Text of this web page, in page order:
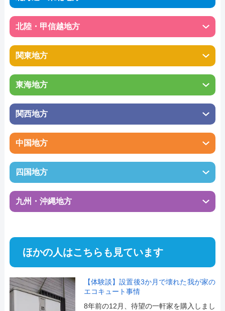
北陸・甲信越地方
関東地方
東海地方
関西地方
中国地方
四国地方
九州・沖縄地方
ほかの人はこちらも見ています
【体験談】設置後3か月で壊れた我が家の
エコキュート事情
8年前の12月、待望の一軒家を購入しまし